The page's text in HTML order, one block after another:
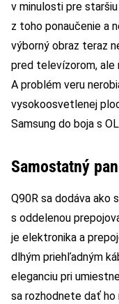
v minulosti pre staršiu
z toho ponaučenie a
výborný obraz teraz
pred televízorom, ale
A problém veru
vysokoosvetlenej
Samsung do boja s
Samostatný
Q90R sa dodáva ako
s oddelenou
je elektronika a
dlhým priehľadným
eleganciu pri
sa rozhodnete dať